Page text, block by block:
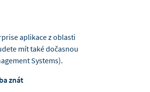
aplikace z oblasti
mít také dočasnou
Systems).
znát